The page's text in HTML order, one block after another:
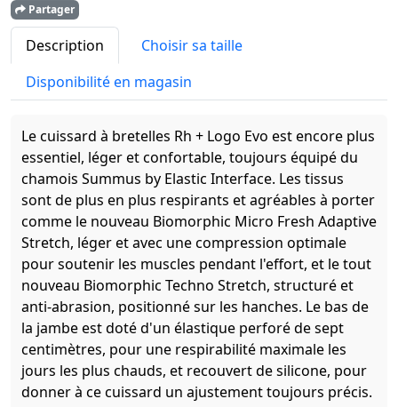
Partager
Description
Choisir sa taille
Disponibilité en magasin
Le cuissard à bretelles Rh + Logo Evo est encore plus
essentiel, léger et confortable, toujours équipé du
chamois Summus by Elastic Interface. Les tissus
sont de plus en plus respirants et agréables à porter
comme le nouveau Biomorphic Micro Fresh Adaptive
Stretch, léger et avec une compression optimale
pour soutenir les muscles pendant l'effort, et le tout
nouveau Biomorphic Techno Stretch, structuré et
anti-abrasion, positionné sur les hanches. Le bas de
la jambe est doté d'un élastique perforé de sept
centimètres, pour une respirabilité maximale les
jours les plus chauds, et recouvert de silicone, pour
donner à ce cuissard un ajustement toujours précis.